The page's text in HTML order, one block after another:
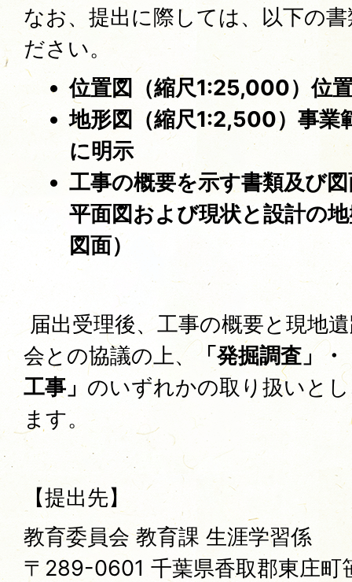
なお、提出に際しては、以下の
ださい。
位置図（縮尺1:25,000）位
地形図（縮尺1:2,500）事業
に明示
工事の概要を示す書類及び
平面図および現状と設計の
図面）
届出受理後、工事の概要と現地
会との協議の上、 「発掘調査」
工事」 のいずれかの取り扱いと
ます。
【提出先】
教育委員会 教育課 生涯学習係
〒289-0601 千葉県香取郡東庄町